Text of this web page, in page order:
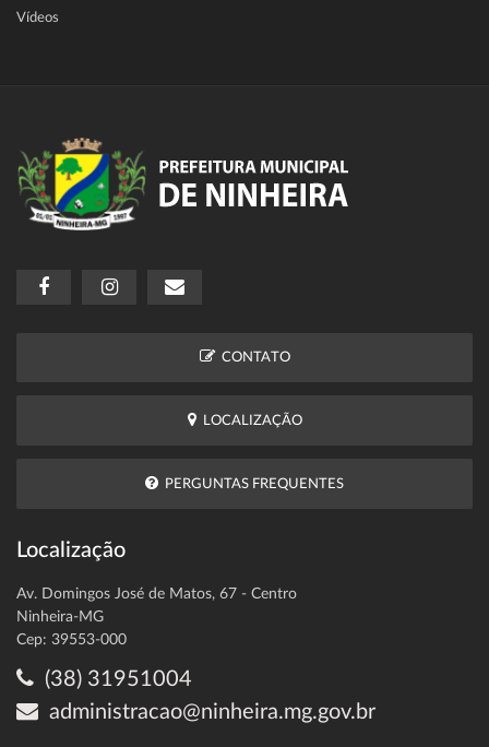
Vídeos
CONTATO
LOCALIZAÇÃO
PERGUNTAS FREQUENTES
Localização
Av. Domingos José de Matos, 67 - Centro
Ninheira-MG
Cep: 39553-000
(38) 31951004
administracao@ninheira.mg.gov.br